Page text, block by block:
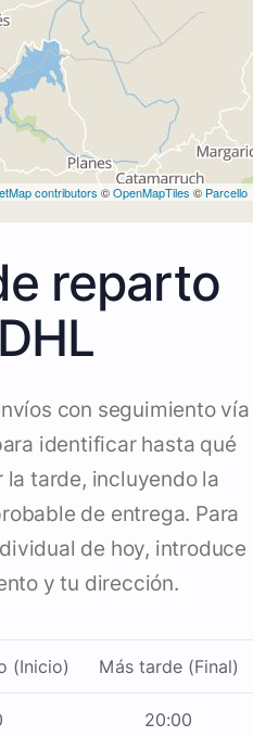
contributors ©OpenMapTiles © Parcello
reparto
con seguimiento vía
identificar hasta qué
la tarde, incluyendo la
de entrega. Para
de hoy, introduce
y tu dirección.
(Inicio) Más tarde (Final)
20:00